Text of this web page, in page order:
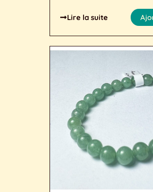
Lire la suite